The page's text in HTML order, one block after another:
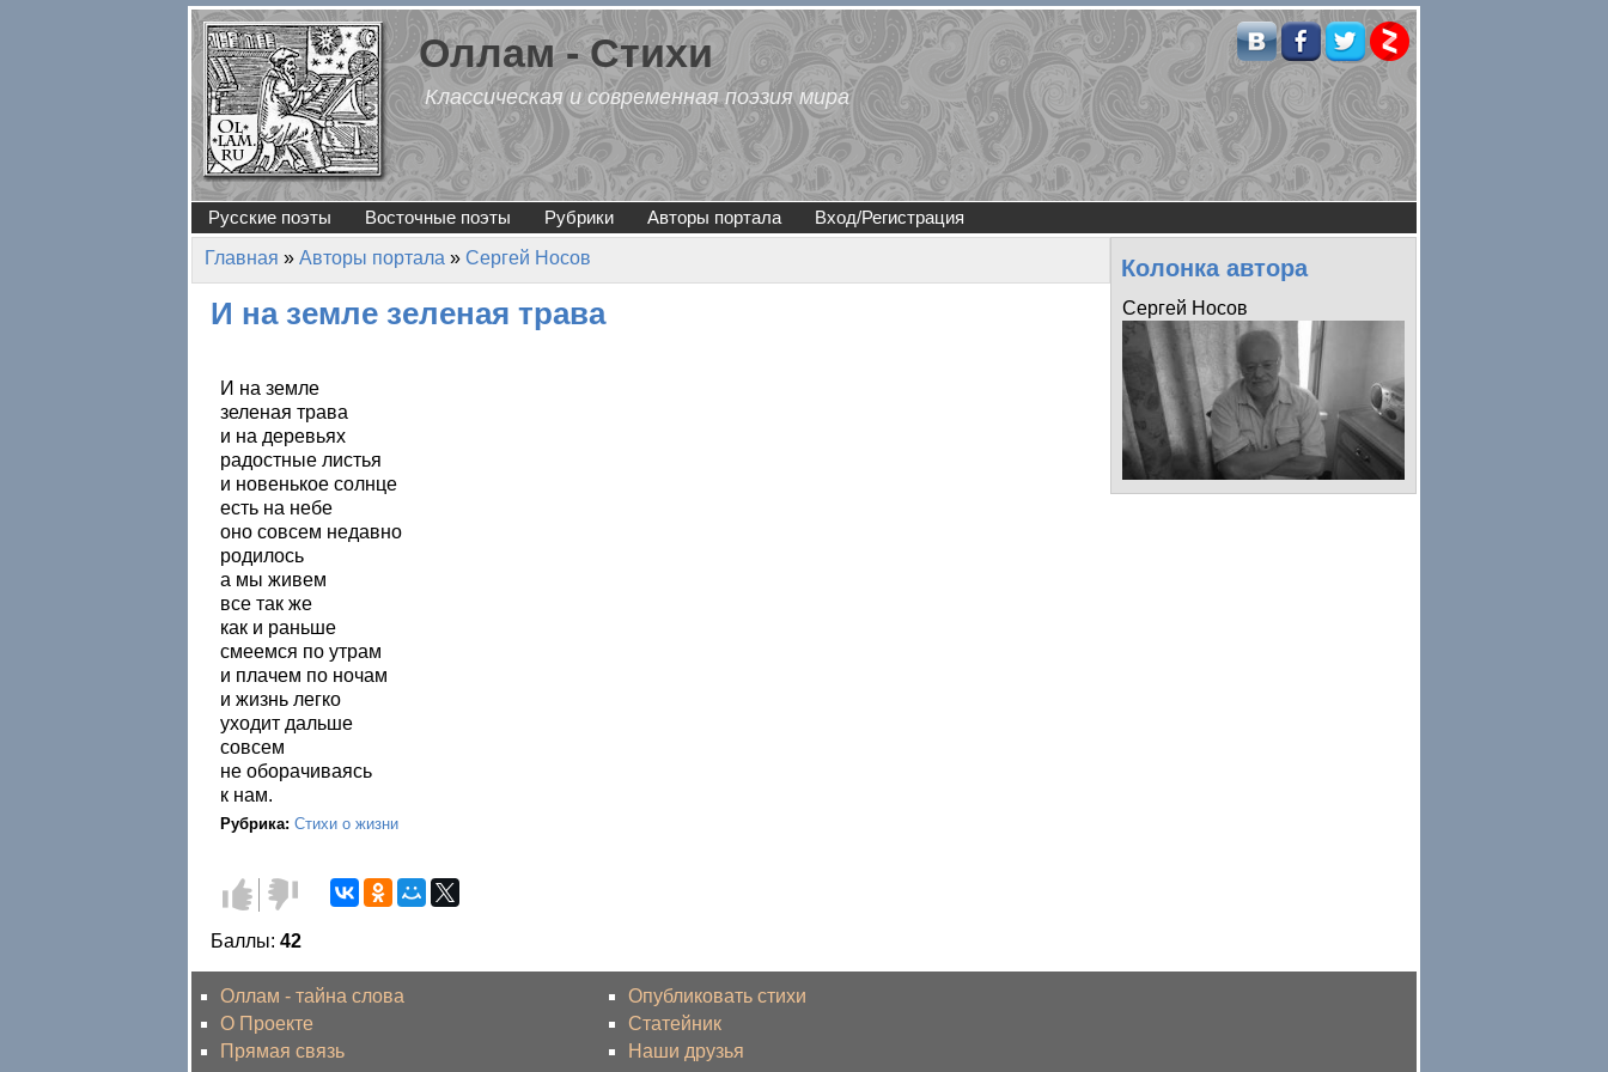
Перейти к основному содержанию
Оллам - Стихи
Классическая и современная поэзия мира
Русские поэты Восточные поэты Рубрики Авторы портала Вход/Регистрация
Вы здесь
Главная » Авторы портала » Сергей Носов
И на земле зеленая трава
И на земле
зеленая трава
и на деревьях
радостные листья
и новенькое солнце
есть на небе
оно совсем недавно
родилось
а мы живем
все так же
как и раньше
смеемся по утрам
и плачем по ночам
и жизнь легко
уходит дальше
совсем
не оборачиваясь
к нам.
Рубрика: Стихи о жизни
Голос
за!
Голос
против!
Баллы: 42
Колонка автора
Сергей Носов
Оллам - тайна слова
О Проекте
Прямая связь
Опубликовать стихи
Статейник
Наши друзья